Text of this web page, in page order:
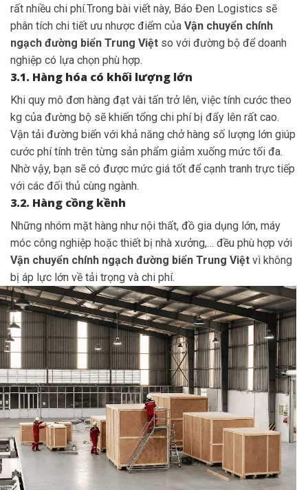
rất nhiều chi phí.Trong bài viết này, Báo Đen Logistics sẽ
phân tích chi tiết ưu nhược điểm của Vận chuyển chính
ngạch đường biển Trung Việt so với đường bộ để doanh
nghiệp có lựa chọn phù hợp.
3.1. Hàng hóa có khối lượng lớn
Khi quy mô đơn hàng đạt vài tấn trở lên, việc tính cước theo
kg của đường bộ sẽ khiến tổng chi phí bị đẩy lên rất cao.
Vận tải đường biển với khả năng chở hàng số lượng lớn giúp
cước phí tính trên từng sản phẩm giảm xuống mức tối đa.
Nhờ vậy, bạn sẽ có được mức giá tốt để cạnh tranh trực tiếp
với các đối thủ cùng ngành.
3.2. Hàng cồng kềnh
Những nhóm mặt hàng như nội thất, đồ gia dụng lớn, máy
móc công nghiệp hoặc thiết bị nhà xưởng,… đều phù hợp với
Vận chuyển chính ngạch đường biển Trung Việt vì không
bị áp lực lớn về tải trọng và chi phí.